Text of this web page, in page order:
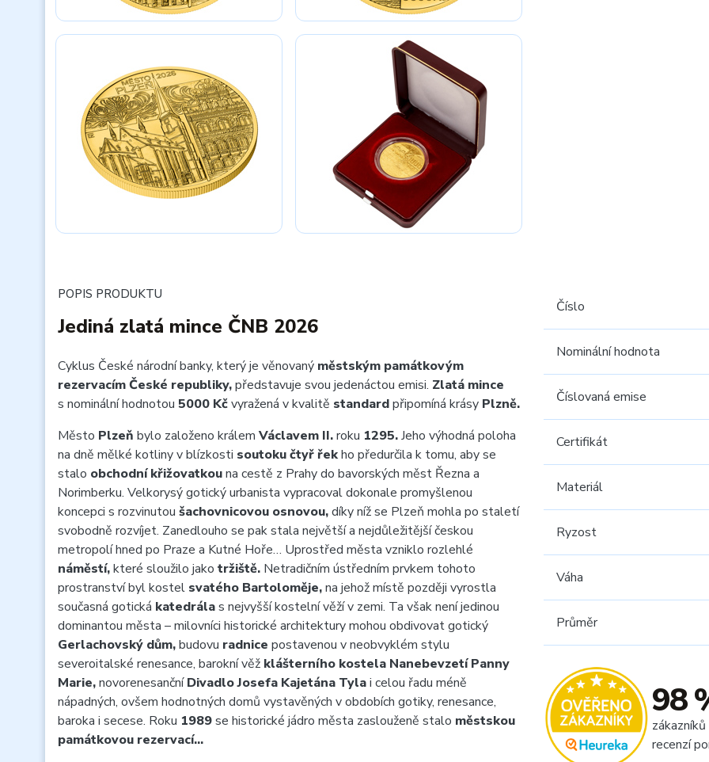
POPIS PRODUKTU
Jediná zlatá mince ČNB 2026
Cyklus České národní banky, který je věnovaný městským památkovým
rezervacím České republiky,představuje svou jedenáctou emisi. Zlatá mince
s nominální hodnotou 5000 Kčvyražená v kvalitě standardpřipomíná krásy Plzně.
Město Plzeň bylo založeno králem Václavem II.roku 1295.Jeho výhodná poloha
na dně mělké kotliny v blízkosti soutoku čtyř řekho předurčila k tomu, aby se
stalo obchodní křižovatkouna cestě z Prahy do bavorských měst Řezna a
Norimberku. Velkorysý gotický urbanista vypracoval dokonale promyšlenou
koncepci s rozvinutou šachovnicovou osnovou,díky níž se Plzeň mohla po staletí
svobodně rozvíjet. Zanedlouho se pak stala největší a nejdůležitější českou
metropolí hned po Praze a Kutné Hoře… Uprostřed města vzniklo rozlehlé
náměstí,které sloužilo jako tržiště. Netradičním ústředním prvkem tohoto
prostranství byl kostel svatého Bartoloměje,na jehož místě později vyrostla
současná gotická katedrálas nejvyšší kostelní věží v zemi. Ta však není jedinou
dominantou města – milovníci historické architektury mohou obdivovat gotický
Gerlachovský dům,budovu radnice postavenou v neobvyklém stylu
severoitalské renesance, barokní věž klášterního kostela Nanebevzetí Panny
Marie,novorenesančníDivadlo Josefa Kajetána Tylai celou řadu méně
nápadných, ovšem hodnotných domů vystavěných v obdobích gotiky, renesance,
baroka i secese. Roku 1989se historické jádro města zaslouženě stalo městskou
památkovou rezervací…
Číslo
Nominální hodnota
Číslovaná emise
Certifikát
Materiál
Ryzost
Váha
Průměr
98
recenzí